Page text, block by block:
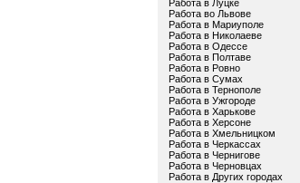
Работа в Луцке
Работа во Львове
Работа в Мариуполе
Работа в Николаеве
Работа в Одессе
Работа в Полтаве
Работа в Ровно
Работа в Сумах
Работа в Тернополе
Работа в Ужгороде
Работа в Харькове
Работа в Херсоне
Работа в Хмельницком
Работа в Черкассах
Работа в Чернигове
Работа в Черновцах
Работа в Других городах